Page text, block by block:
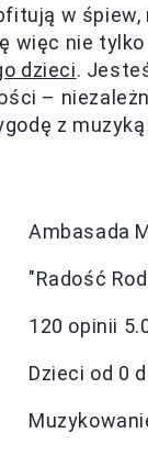
w
więc nie
dzieci.
–
z
Ambasada
"Radość
120 opinii
Dzieci od 0